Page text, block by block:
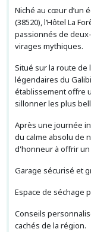
Niché au cœur d’un
(38520), l’Hôtel La
passionnés de
virages mythiques.
Situé sur la route de
légendaires du
établissement offre
sillonner les plus
Après une journée
du calme absolu de
d'honneur à offrir un
Garage sécurisé et
Espace de séchage
Conseils
cachés de la région.